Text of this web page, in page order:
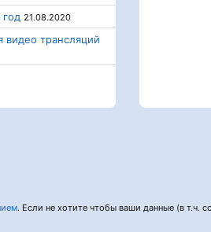
21.08.2020
трансляций
. Если не хотите чтобы ваши данные (в т.ч.